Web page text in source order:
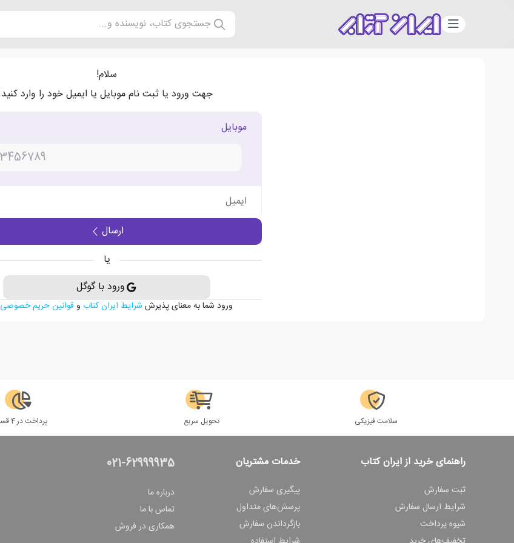
دسته‌بندی جستجوی کتاب، نویسنده و...
سلام!
جهت ورود یا ثبت نام موبایل یا ایمیل خود را وارد کنید
موبایل
ایمیل
ارسال
یا
ورود با گوگل
ورود شما به معنای پذیرش شرایط ایران کتاب و قوانین حریم خصوصی
سلامت فیزیکی تحویل سریع پرداخت در 4 قسط
راهنمای خرید از ایران کتاب
ثبت سفارش
شرایط ارسال سفارش
شیوه پرداخت
خدمات مشتریان
پیگیری سفارش
پرسش‌های متداول
بازگرداندن سفارش
021-62999935
درباره ما
تماس با ما
همکاری در فروش